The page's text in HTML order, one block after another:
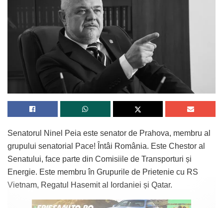
Senatorul Ninel Peia este senator de Prahova, membru al
grupului senatorial Pace! Întâi România. Este Chestor al
Senatului, face parte din Comisiile de Transporturi și
Energie. Este membru în Grupurile de Prietenie cu RS
Vietnam, Regatul Hasemit al Iordaniei și Qatar.